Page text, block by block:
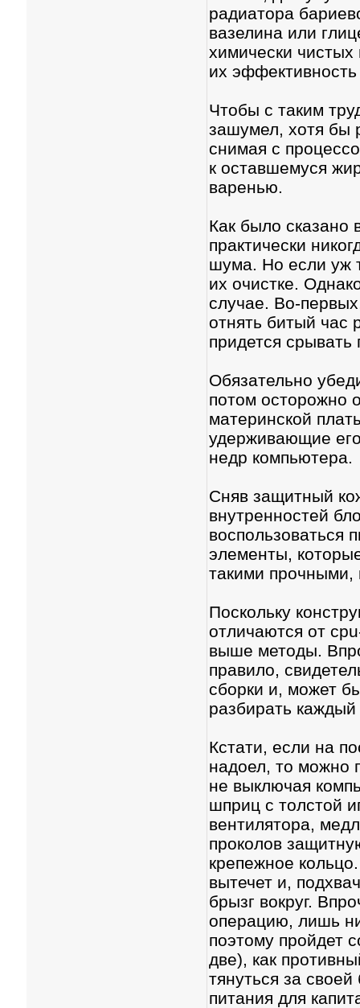
радиатора
вазелина или
химически
их
Чтобы с таким
зашумел, хотя бы
снимая с
к оставшемуся
варенью.
Как было сказано
практически
шума. Но если уж
их очистке.
случае. Во-
отнять битый час
придется срывать
Обязательно
потом осторожно
материнской
удерживающие
недр компьютера.
Сняв защитный
внутренностей
воспользоваться
элементы,
такими
Поскольку
отличаются от
выше методы.
правило,
сборки и, может
разбирать
Кстати, если на
надоел, то можно
не выключая
шприц с толстой
вентилятора,
проколов
крепежное
вытечет и,
брызг вокруг.
операцию, лишь
поэтому пройдет
две), как
тянуться за
питания для